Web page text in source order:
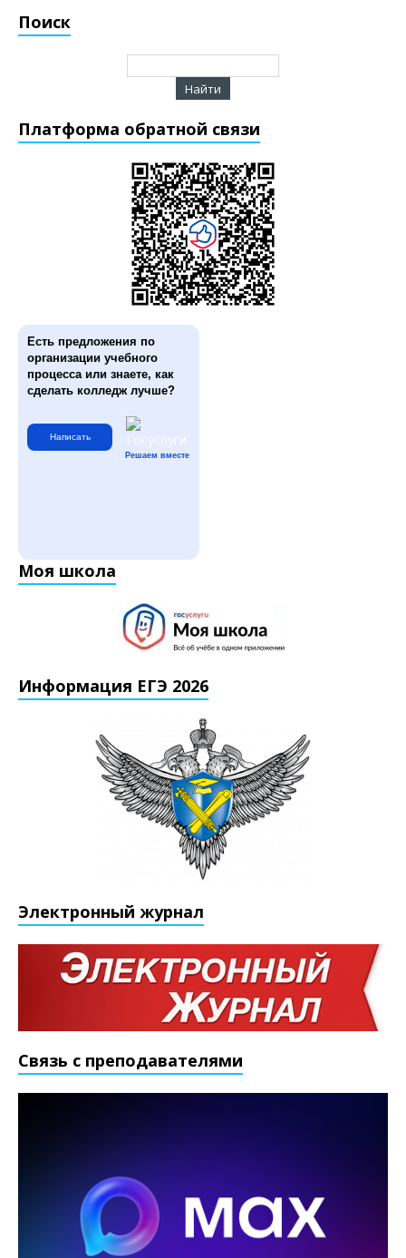
Поиск
Платформа обратной связи
Есть предложения по
организации учебного
процесса или знаете, как
сделать колледж лучше?
Написать
Решаем вместе
Моя школа
Информация ЕГЭ 2026
Электронный журнал
Связь с преподавателями